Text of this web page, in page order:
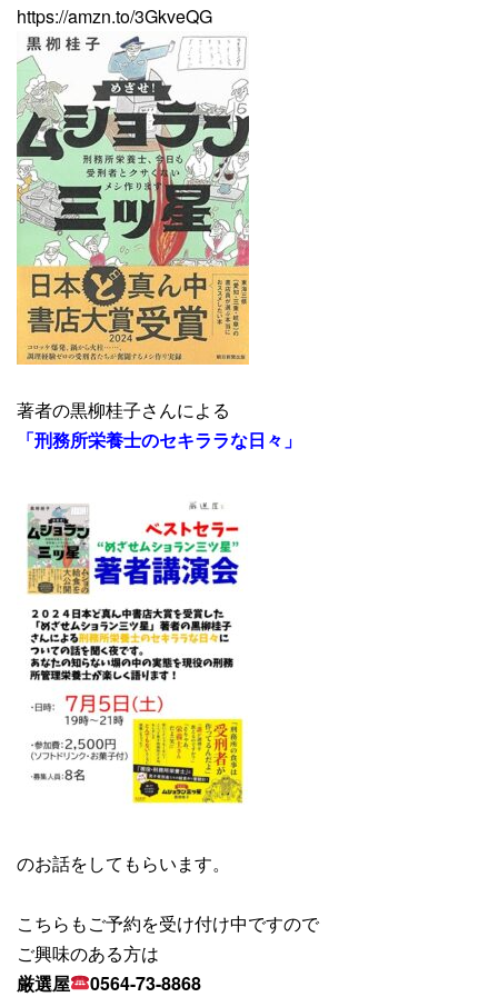
https://amzn.to/3GkveQG
著者の黒柳桂子さんによる
「刑務所栄養士のセキララな日々」
のお話をしてもらいます。
こちらもご予約を受け付け中ですので
ご興味のある方は
厳選屋
0564-73-8868